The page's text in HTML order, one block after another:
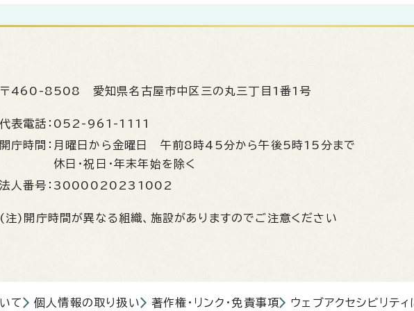
〒460-8508 愛知県名古屋市中区三の丸三丁目1番1号
代表電話： 052-961-1111
開庁時間： 月曜日から金曜日 午前8時45分から午後5時15分まで
休日・祝日・年末年始を除く
法人番号： 3000020231002
(注)開庁時間が異なる組織、施設がありますのでご注意ください
て 個人情報の取り扱い 著作権・リンク・免責事項 ウェブアクセシビリテ